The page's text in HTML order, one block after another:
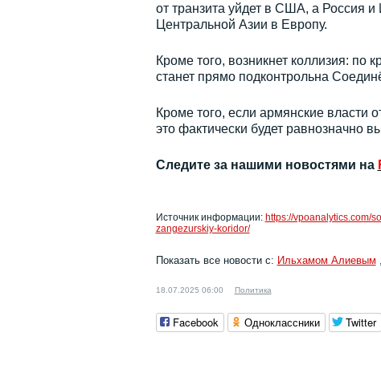
от транзита уйдет в США, а Россия и
Центральной Азии в Европу.
Кроме того, возникнет коллизия: по
станет прямо подконтрольна
Кроме того, если армянские власти
это фактически будет равнозначно
Следите за нашими новостями на
Источник информации: https://vpoanalytics.com/
zangezurskiy-koridor/
Показать все новости с: Ильхамом Алиевым ,
18.07.2025 06:00 Политика
Facebook Одноклассники Twitter